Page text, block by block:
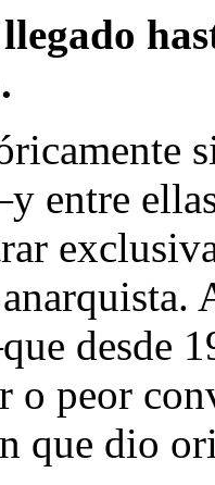
entre
desde
o peor
que dio